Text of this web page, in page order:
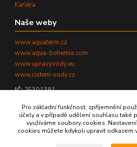
Kariéra
Naše weby
www.aquaterm.cz
www.aqua-bohemia.com
www.upravyvody.eu
www.cisteni-vody.cz
IČ:25301381
Pro základní funkčnost, zpříjemnění
účely a v případě udělení souhlasu také
využíváme soubory cookies.
cookies můžete kdykoli upravit odkazem